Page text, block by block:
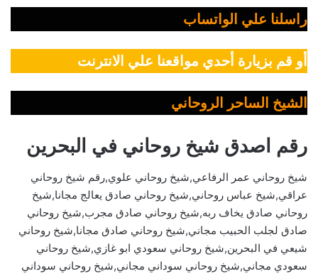
راسلنا علي الواتساب
أو قم بزيارة أحدي مواقعنا علي الانترنت
الشيخ الساحر الروحاني
رقم اصدق شيخ روحاني في البحرين
شيخ روحاني عمر الرفاعي,شيخ روحاني علوي,رقم شيخ روحاني
عراقي,شيخ عباس روحاني,شيخ روحاني صادق يعالج مجانا,شيخ
روحاني صادق يخاف ربه,شيخ روحاني صادق مجرب,شيخ روحاني
صادق لجلب الحبيب مجاني,شيخ روحاني صادق مجانا,شيخ روحاني
شيعي في البحرين,شيخ روحاني سعودي ابو غازي,شيخ روحاني
سعودي مجاني,شيخ روحاني سوداني مجاني,شيخ روحاني سوداني